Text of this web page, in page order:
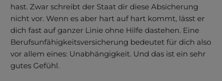
hast. Zwar schreibt der Staat dir diese Absicherung
nicht vor. Wenn es aber hart auf hart kommt, lässt er
dich fast auf ganzer Linie ohne Hilfe dastehen. Eine
Berufs­unfähig­keits­versicherung bedeutet für dich also
vor allem eines: Unabhängigkeit. Und das ist ein sehr
gutes Gefühl.